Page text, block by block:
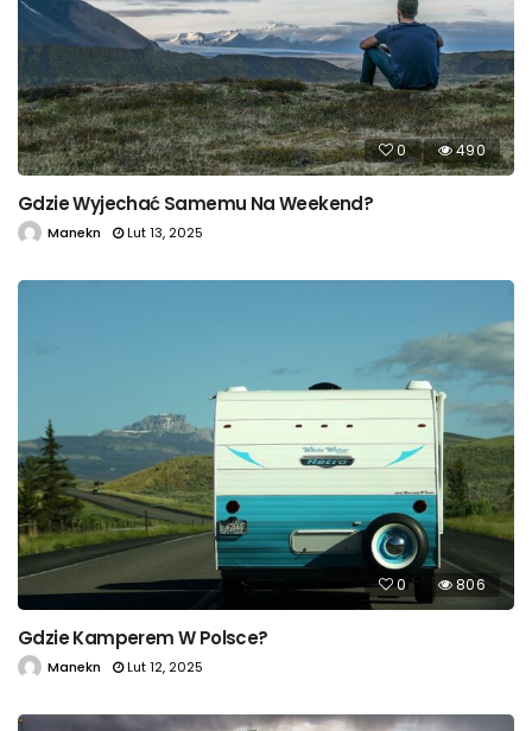
0 490
Gdzie Wyjechać Samemu Na Weekend?
Manekn Lut 13, 2025
0 806
Gdzie Kamperem W Polsce?
Manekn Lut 12, 2025